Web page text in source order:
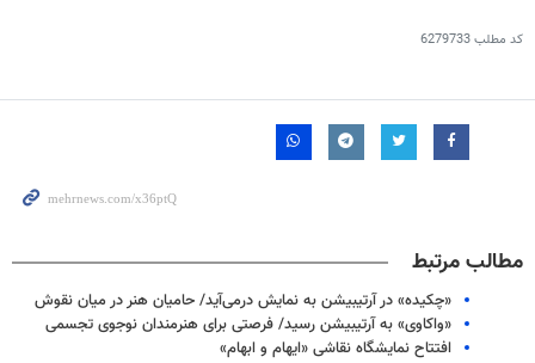
کد مطلب6279733
مطالب مرتبط
«چکیده» در آرتیبیشن به نمایش درمی‌آید/ حامیان هنر در میان نقوش
«واکاوی» به آرتیبیشن رسید/ فرصتی برای هنرمندان نوجوی تجسمی
افتتاح نمایشگاه نقاشی «ایهام و ابهام»